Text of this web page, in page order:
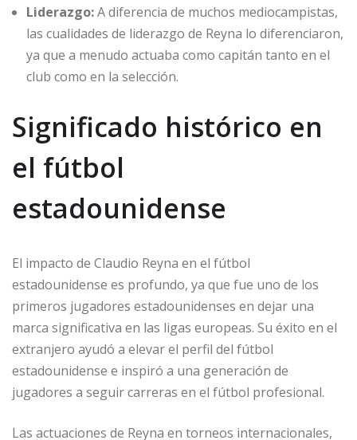
Liderazgo:A diferencia de muchos mediocampistas,
las cualidades de liderazgo de Reyna lo diferenciaron,
ya que a menudo actuaba como capitán tanto en el
club como en la selección.
Significado histórico en
el fútbol
estadounidense
El impacto de Claudio Reyna en el fútbol
estadounidense es profundo, ya que fue uno de los
primeros jugadores estadounidenses en dejar una
marca significativa en las ligas europeas. Su éxito en el
extranjero ayudó a elevar el perfil del fútbol
estadounidense e inspiró a una generación de
jugadores a seguir carreras en el fútbol profesional.
Las actuaciones de Reyna en torneos internacionales,